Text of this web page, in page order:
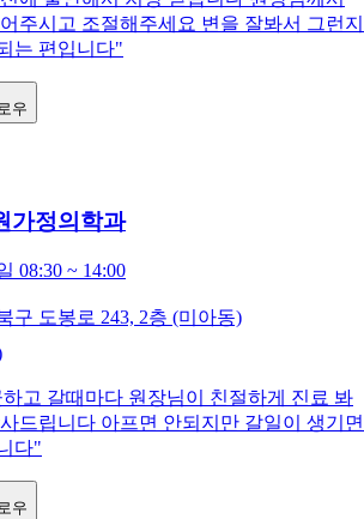
주시고 조절해주세요 변을 잘봐서 그런지
는 편입니다"
우
가정의학과
08:30 ~ 14:00
구 도봉로 243, 2층 (미아동)
고 갈때마다 원장님이 친절하게 진료 봐
드립니다 아프면 안되지만 갈일이 생기면
다"
우